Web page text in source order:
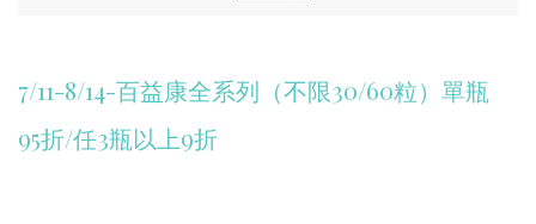
7/11-8/14-百益康全系列（不限30/60粒）單瓶
95折/任3瓶以上9折